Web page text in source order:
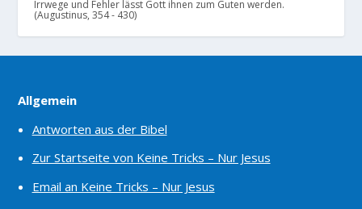
Irrwege und Fehler lässt Gott ihnen zum Guten werden.
(Augustinus, 354 - 430)
Allgemein
Antworten aus der Bibel
Zur Startseite von Keine Tricks – Nur Jesus
Email an Keine Tricks – Nur Jesus